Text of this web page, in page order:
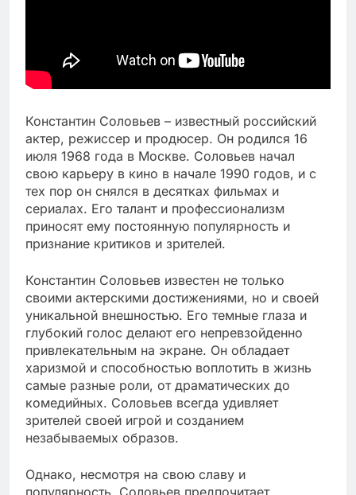
Константин Соловьев – известный российский
актер, режиссер и продюсер. Он родился 16
июля 1968 года в Москве. Соловьев начал
свою карьеру в кино в начале 1990 годов, и с
тех пор он снялся в десятках фильмах и
сериалах. Его талант и профессионализм
приносят ему постоянную популярность и
признание критиков и зрителей.
Константин Соловьев известен не только
своими актерскими достижениями, но и своей
уникальной внешностью. Его темные глаза и
глубокий голос делают его непревзойденно
привлекательным на экране. Он обладает
харизмой и способностью воплотить в жизнь
самые разные роли, от драматических до
комедийных. Соловьев всегда удивляет
зрителей своей игрой и созданием
незабываемых образов.
Однако, несмотря на свою славу и
популярность, Соловьев предпочитает